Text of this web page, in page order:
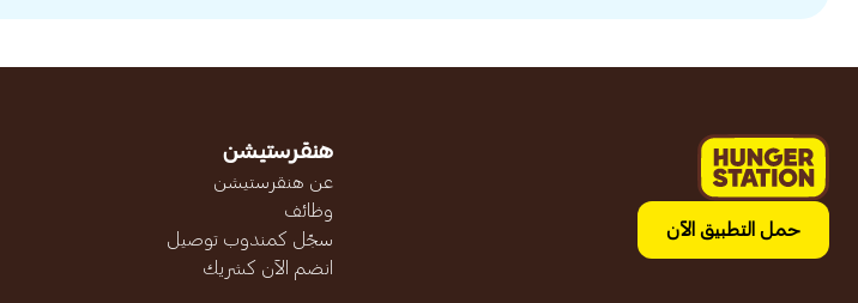
حمل التطبيق الآن
هنقرستيشن
عن هنقرستيشن
وظائف
سجّل كمندوب توصيل
انضم الآن كشريك